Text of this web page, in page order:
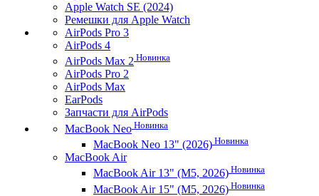
Apple Watch SE (2024)
Ремешки для Apple Watch
AirPods Pro 3
AirPods 4
AirPods Max 2 Новинка
AirPods Pro 2
AirPods Max
EarPods
Запчасти для AirPods
MacBook Neo Новинка
MacBook Neo 13" (2026) Новинка
MacBook Air
MacBook Air 13" (M5, 2026) Новинка
MacBook Air 15" (M5, 2026) Новинка